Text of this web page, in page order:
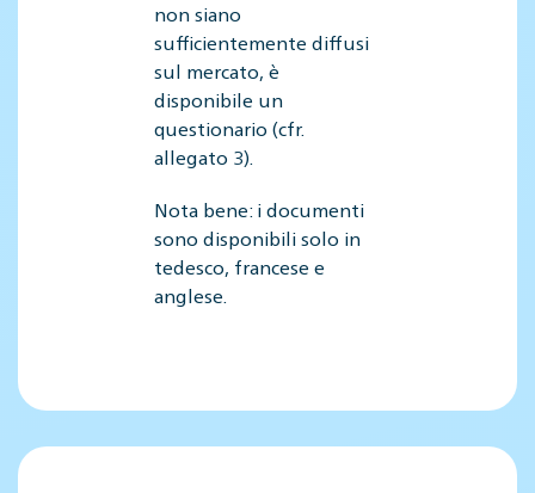
non siano
sufficientemente diffusi
sul mercato, è
disponibile un
questionario (cfr.
allegato 3).
Nota bene: i documenti
sono disponibili solo in
tedesco, francese e
anglese.